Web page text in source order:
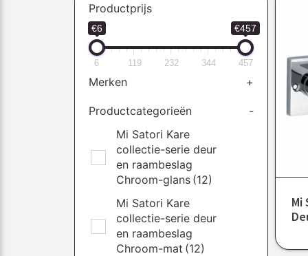
Productprijs
€6 €457
6 119 232 344 457
Merken +
Productcategorieën
-
Mi Satori Kare
collectie-serie deur
en raambeslag
Chroom-glans (12)
Mi Satori Kare
collectie-serie deur
en raambeslag
Chroom-mat (12)
Mi